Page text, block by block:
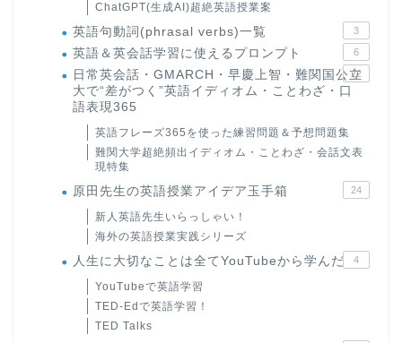
ChatGPT(生成AI)超絶英語授業案
英語句動詞(phrasal verbs)一覧 3
英語＆英会話学習に使えるプロンプト 6
日常英会話・GMARCH・早慶上智・難関国公立
大で“差がつく”英語イディオム・ことわざ・口
語表現365
22
英語フレーズ365を使った練習問題＆予想問題集
難関大学超絶頻出イディオム・ことわざ・会話文表
現特集
原田先生の英語授業アイデア玉手箱 24
新人英語先生いらっしゃい！
海外の英語授業実践シリーズ
人生に大切なことは全てYouTubeから学んだ 4
YouTubeで英語学習
TED-Edで英語学習！
TED Talks